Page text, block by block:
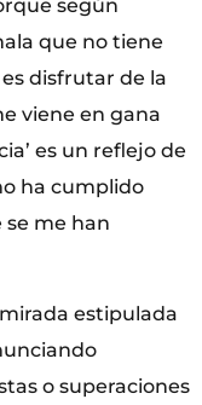
según
que no tiene
disfrutar de la
viene en gana
es un reflejo de
ha cumplido
se me han
estipulada
o superaciones